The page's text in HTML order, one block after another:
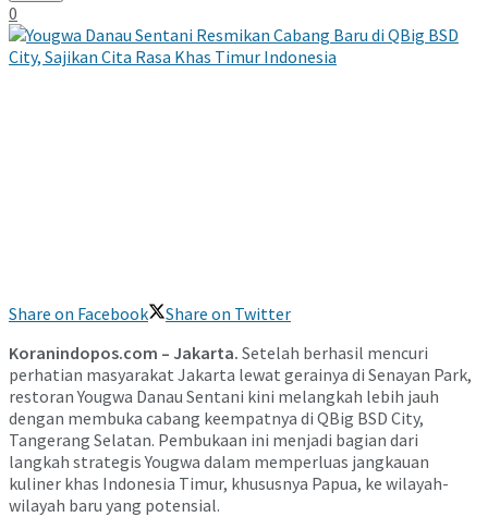
0
Share on Facebook
Share on Twitter
Koranindopos.com – Jakarta. Setelah berhasil mencuri
perhatian masyarakat Jakarta lewat gerainya di Senayan Park,
restoran Yougwa Danau Sentani kini melangkah lebih jauh
dengan membuka cabang keempatnya di QBig BSD City,
Tangerang Selatan. Pembukaan ini menjadi bagian dari
langkah strategis Yougwa dalam memperluas jangkauan
kuliner khas Indonesia Timur, khususnya Papua, ke wilayah-
wilayah baru yang potensial.